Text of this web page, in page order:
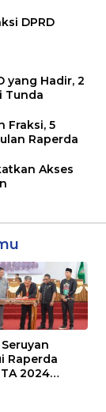
DPRD
yang Hadir, 2
Tunda
Fraksi, 5
Raperda
Akses
Seruyan
Raperda
2024